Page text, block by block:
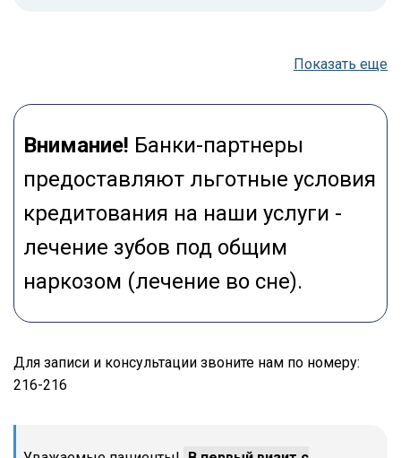
Показать еще
Внимание! Банки-партнеры
предоставляют льготные условия
кредитования на наши услуги -
лечение зубов под общим
наркозом (лечение во сне).
Для записи и консультации звоните нам по номеру:
216-216